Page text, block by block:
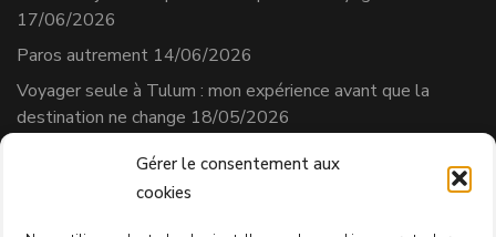
Gérer le consentement aux
cookies
17/06/2026
Paros autrement 14/06/2026
Voyager seule à Tulum : mon expérience avant que la
destination ne change 18/05/2026